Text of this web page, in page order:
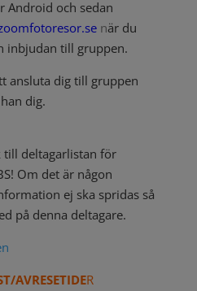
Android och sedan
när du
inbjudan till gruppen.
ansluta dig till gruppen
dig.
till deltagarlistan för
Om det är någon
ej ska spridas så
på denna deltagare.
AVRESETIDER